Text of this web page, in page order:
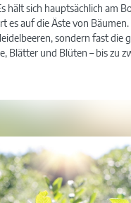
hält sich hauptsächlich am
es auf die Äste von
sondern fast die
Blätter und Blüten – bis zu